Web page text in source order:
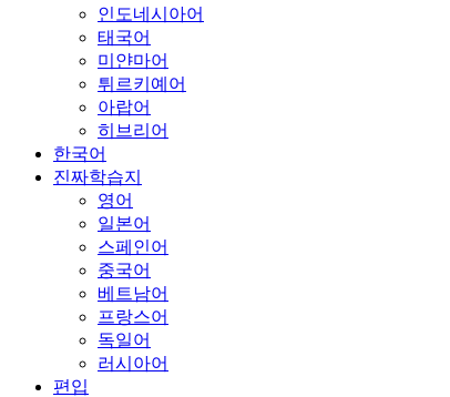
인도네시아어
태국어
미얀마어
튀르키예어
아랍어
히브리어
한국어
진짜학습지
영어
일본어
스페인어
중국어
베트남어
프랑스어
독일어
러시아어
편입